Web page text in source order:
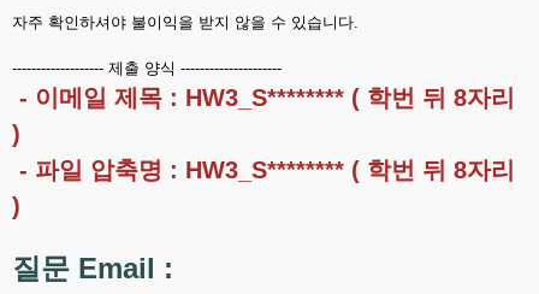
자주 확인하셔야 불이익을 받지 않을 수 있습니다.
------------------- 제출 양식 ---------------------
- 이메일 제목 : HW3_S******** ( 학번 뒤 8자리
)
- 파일 압축명 : HW3_S******** ( 학번 뒤 8자리
)
질문 Email :